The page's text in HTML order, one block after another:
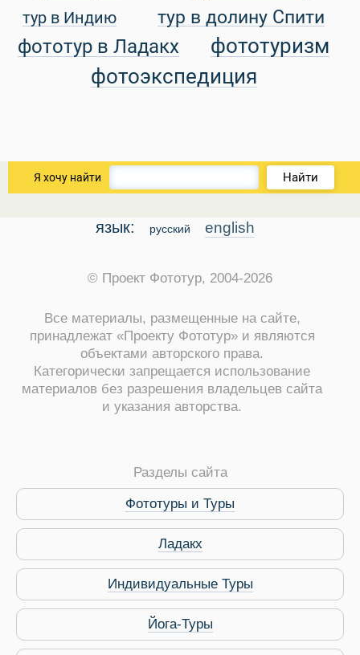
Туры
Путеводитель по
тур в Индию тур в долину Спити
фототур в Ладакх
фототуризм
фотоэкспедиция
Я хочу найти Найти
язык: русский english
© Проект Фототур, 2004-2026
Все материалы, размещенные на сайте,
принадлежат «Проекту Фототур» и являются
объектами авторского права.
Категорически запрещается использование
материалов без разрешения владельцев сайта
и указания авторства.
Разделы сайта
Фототуры и Туры
Ладакх
Индивидуальные Туры
Йога-Туры